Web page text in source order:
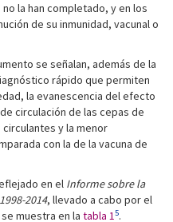
la han completado, y en los
de su inmunidad, vacunal o
se señalan, además de la
rápido que permiten
la evanescencia del efecto
circulación de las cepas de
y la menor
con la de la vacuna de
en el Informe sobre la
2014, llevado a cabo por el
muestra en la tabla 15.